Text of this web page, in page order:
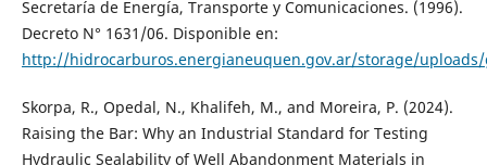
Secretaría de Energía, Transporte y Comunicaciones. (1996).
Decreto N° 1631/06. Disponible en:
http://hidrocarburos.energianeuquen.gov.ar/storage/uploads/
Skorpa, R., Opedal, N., Khalifeh, M., and Moreira, P. (2024).
Raising the Bar: Why an Industrial Standard for Testing
Hydraulic Sealability of Well Abandonment Materials in